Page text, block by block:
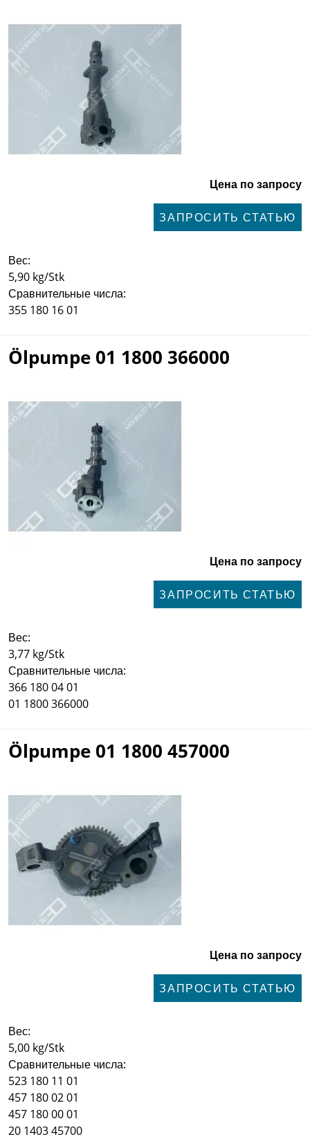
Цена по запросу
ЗАПРОСИТЬ СТАТЬЮ
Вес:
5,90 kg/Stk
Сравнительные числа:
355 180 16 01
Ölpumpe 01 1800 366000
Цена по запросу
ЗАПРОСИТЬ СТАТЬЮ
Вес:
3,77 kg/Stk
Сравнительные числа:
366 180 04 01
01 1800 366000
Ölpumpe 01 1800 457000
Цена по запросу
ЗАПРОСИТЬ СТАТЬЮ
Вес:
5,00 kg/Stk
Сравнительные числа:
523 180 11 01
457 180 02 01
457 180 00 01
20 1403 45700